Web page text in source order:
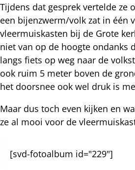
Tijdens dat gesprek vertelde ze
een bijenzwerm/volk zat in één
vleermuiskasten bij de Grote
niet van op de hoogte ondanks
langs fiets op weg naar de
ook ruim 5 meter boven de
het doorsnee ook wel druk is
Maar dus toch even kijken en
ze al mooi voor de
[svd-fotoalbum id="229"]